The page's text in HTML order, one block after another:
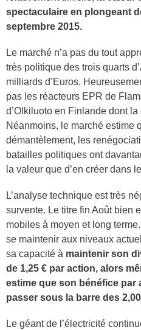
spectaculaire en plongeant
septembre 2015.
Le marché n’a pas du tout
très politique des trois quarts
milliards d’Euros.
pas les réacteurs EPR de
d’Olkiluoto en Finlande dont
Néanmoins, le marché estime
démantèlement, les
batailles politiques ont
la valeur que d’en créer dans
L’analyse technique est très
survente. Le titre fin Août bien
mobiles à moyen et long
se maintenir aux niveaux
sa capacité à maintenir son
de 1,25 € par action, alors
estime que son bénéfice
passer sous la barre des
Le géant de l’électricité